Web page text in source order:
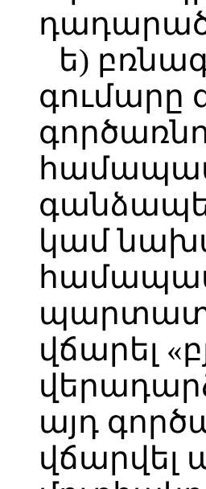
ե)
կամ
վճարել
այդ